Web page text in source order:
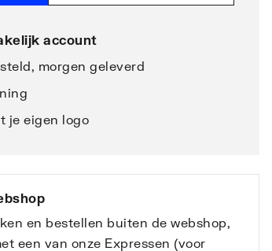
account
morgen geleverd
je eigen logo
en bestellen buiten de webshop,
een van onze Expressen (voor